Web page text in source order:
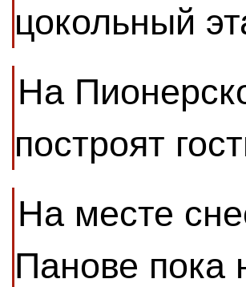
цокольный
На
построят
На месте
Панове пока